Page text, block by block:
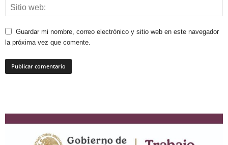
Guardar mi nombre, correo electrónico y sitio web en este navegador
la próxima vez que comente.